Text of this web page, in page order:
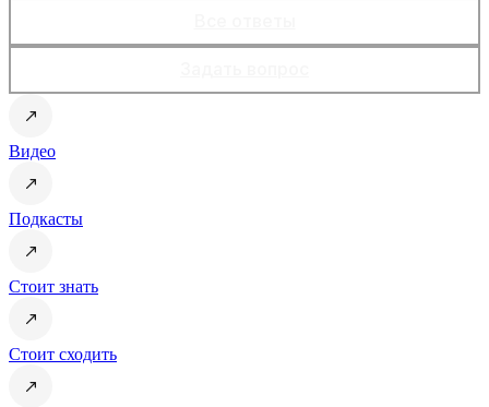
Видео
Подкасты
Стоит знать
Стоит сходить